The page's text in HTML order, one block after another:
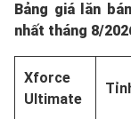
Bảng giá lăn
nhất tháng 8/
Xforce
Ultimate